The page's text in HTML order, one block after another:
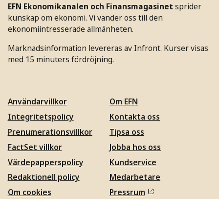
EFN Ekonomikanalen och Finansmagasinet sprider
kunskap om ekonomi. Vi vänder oss till den
ekonomiintresserade allmänheten.
Marknadsinformation levereras av Infront. Kurser visas
med 15 minuters fördröjning.
Användarvillkor
Integritetspolicy
Prenumerationsvillkor
FactSet villkor
Värdepapperspolicy
Redaktionell policy
Om cookies
Om EFN
Kontakta oss
Tipsa oss
Jobba hos oss
Kundservice
Medarbetare
Pressrum